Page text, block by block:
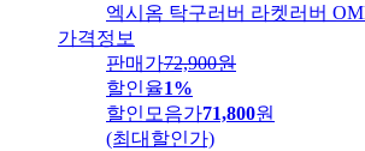
엑시옴 탁구러버 라켓러버
가격정보
판매가72,900원
할인율1%
할인모음가71,800원
(최대할인가)